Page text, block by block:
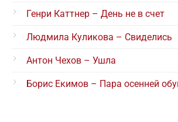
Генри Каттнер – День не в счет
Людмила Куликова – Свиделись
Антон Чехов – Ушла
Борис Екимов – Пара осенней